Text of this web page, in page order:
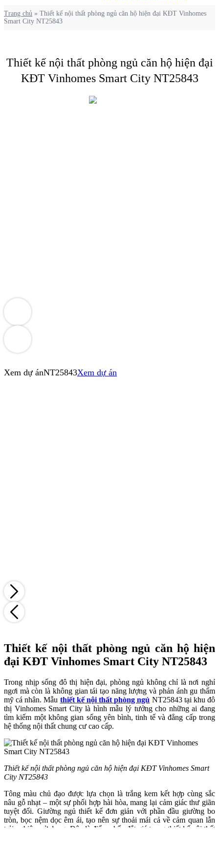
Trang chủ » Thiết kế nội thất phòng ngủ căn hộ hiện đại KĐT Vinhomes
Smart City NT25843
Thiết kế nội thất phòng ngủ căn hộ hiện đại
KĐT Vinhomes Smart City NT25843
Xem dự ánNT25843Xem dự án
Thiết kế nội thất phòng ngủ căn hộ hiện
đại KĐT Vinhomes Smart City NT25843
Trong nhịp sống đô thị hiện đại, phòng ngủ không chỉ là nơi nghỉ
ngơi mà còn là không gian tái tạo năng lượng và phản ánh gu thẩm
mỹ cá nhân. Mẫu thiết kế nội thất phòng ngủ NT25843 tại khu đô
thị Vinhomes Smart City là hình mẫu lý tưởng cho những ai đang
tìm kiếm một không gian sống yên bình, tinh tế và đẳng cấp trong
hệ thống nội thất chung cư cao cấp.
Thiết kế nội thất phòng ngủ căn hộ hiện đại KĐT Vinhomes Smart
City NT25843
Tông màu chủ đạo được lựa chọn là trắng kem kết hợp cùng sắc
nâu gỗ nhạt – một sự phối hợp hài hòa, mang lại cảm giác thư giãn
tuyệt đối. Giường ngủ thiết kế đơn giản với phần đầu giường bo
tròn, bọc nệm dọc êm ái, tạo nên sự thoải mái cả về cảm quan lẫn
trải nghiệm sử dụng. Đây là điểm nhấn đắt giá trong thiết kế nội thất